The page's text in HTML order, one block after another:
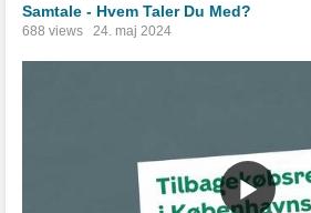
Samtale - Hvem Taler Du Med?
688 views 24. maj 2024